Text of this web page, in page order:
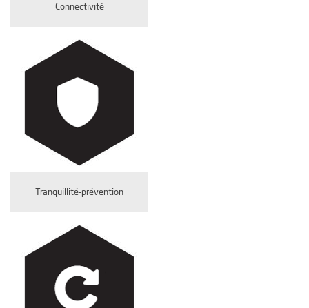
Connectivité
Tranquillité-prévention